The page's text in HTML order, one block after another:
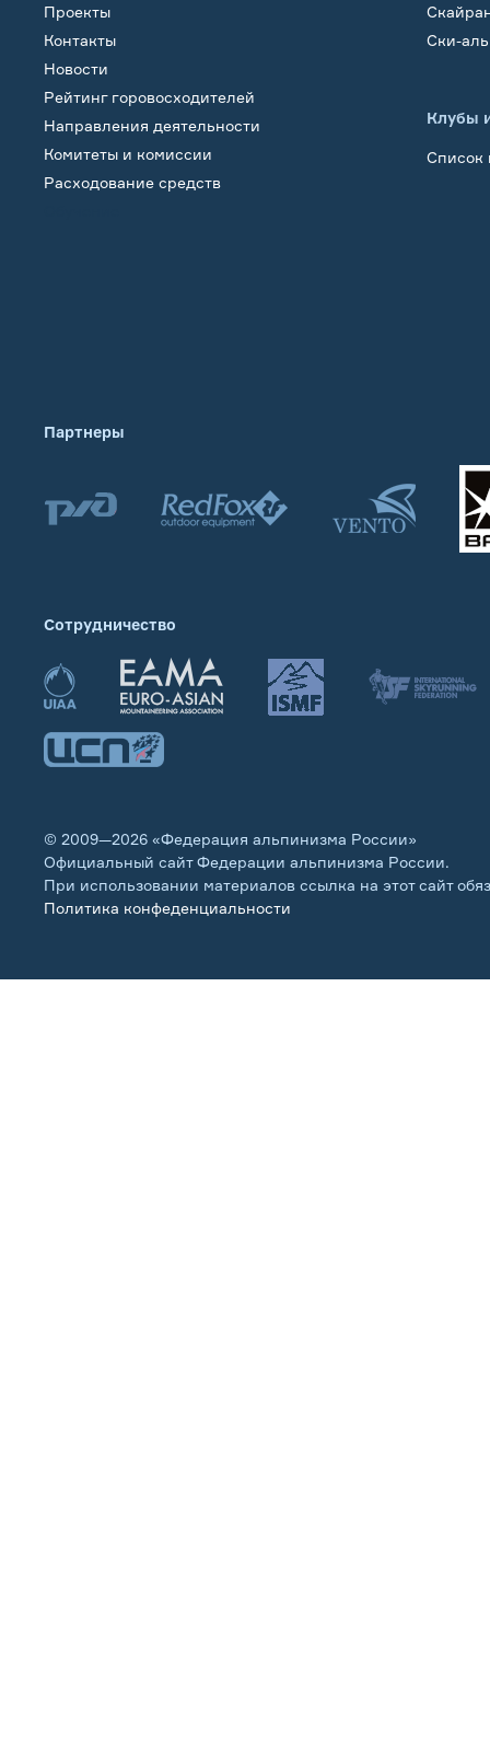
Проекты
Контакты
Новости
Рейтинг горовосходителей
Направления деятельности
Комитеты и комиссии
Расходование средств
Ски-
Клубы
Список
Партнеры
Сотрудничество
© 2009—2026 «Федерация альпинизма России»
Официальный сайт Федерации альпинизма России.
При использовании материалов ссылка на этот сайт
Политика конфеденциальности